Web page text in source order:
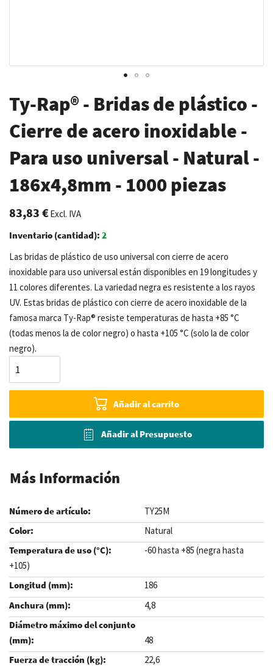
comienzo
de
la
galería
de
Ty-Rap® - Bridas de plástico -
Cierre de acero inoxidable -
Para uso universal - Natural -
186x4,8mm - 1000 piezas
83,83 €Excl. IVA
Inventario (cantidad): 2
Las bridas de plástico de uso universal con cierre de acero
inoxidable para uso universal están disponibles en 19 longitudes y
11 colores diferentes. La variedad negra es resistente a los rayos
UV. Estas bridas de plástico con cierre de acero inoxidable de la
famosa marca Ty-Rap® resiste temperaturas de hasta +85 °C
(todas menos la de color negro) o hasta +105 °C (solo la de color
negro).
Añadir al carrito
Añadir al Presupuesto
Más Información
TY25M
Natural
-60 hasta +85 (negra hasta
+105)
186
4,8
48
22,6